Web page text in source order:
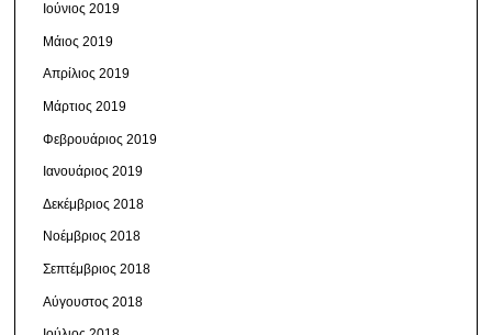
Ιούνιος 2019
Μάιος 2019
Απρίλιος 2019
Μάρτιος 2019
Φεβρουάριος 2019
Ιανουάριος 2019
Δεκέμβριος 2018
Νοέμβριος 2018
Σεπτέμβριος 2018
Αύγουστος 2018